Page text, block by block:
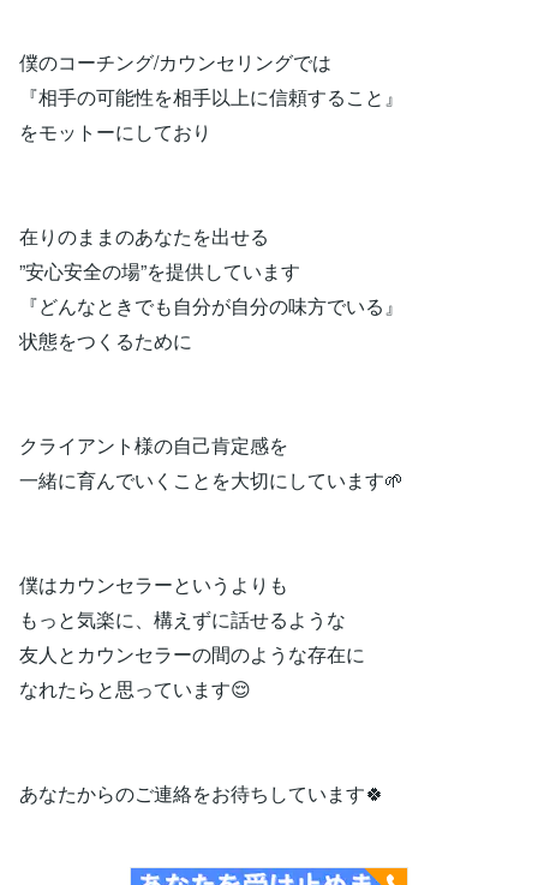
僕のコーチング/カウンセリングでは
『相手の可能性を相手以上に信頼すること』
をモットーにしており
在りのままのあなたを出せる
”安心安全の場”を提供しています
『どんなときでも自分が自分の味方でいる』
状態をつくるために
クライアント様の自己肯定感を
一緒に育んでいくことを大切にしています🌱
僕はカウンセラーというよりも
もっと気楽に、構えずに話せるような
友人とカウンセラーの間のような存在に
なれたらと思っています😌
あなたからのご連絡をお待ちしています🍀